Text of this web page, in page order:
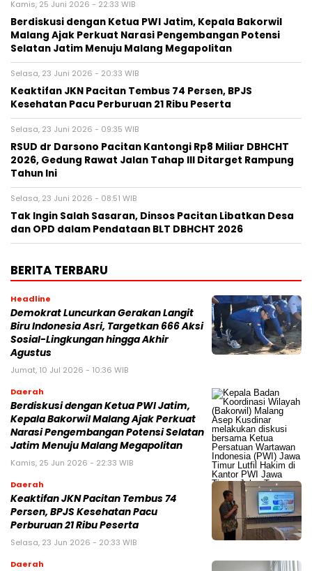
Kamis, 25 Juni 2026 - 22:33 WIB
Berdiskusi dengan Ketua PWI Jatim, Kepala Bakorwil
Malang Ajak Perkuat Narasi Pengembangan Potensi
Selatan Jatim Menuju Malang Megapolitan
Selasa, 23 Juni 2026 - 20:33 WIB
Keaktifan JKN Pacitan Tembus 74 Persen, BPJS
Kesehatan Pacu Perburuan 21 Ribu Peserta
Selasa, 23 Juni 2026 - 09:35 WIB
RSUD dr Darsono Pacitan Kantongi Rp8 Miliar DBHCHT
2026, Gedung Rawat Jalan Tahap III Ditarget Rampung
Tahun Ini
Selasa, 23 Juni 2026 - 08:51 WIB
Tak Ingin Salah Sasaran, Dinsos Pacitan Libatkan Desa
dan OPD dalam Pendataan BLT DBHCHT 2026
BERITA TERBARU
Headline
Demokrat Luncurkan Gerakan Langit
Biru Indonesia Asri, Targetkan 666 Aksi
Sosial-Lingkungan hingga Akhir
Agustus
Jumat, 10 Jul 2026 - 10:36 WIB
Daerah
Berdiskusi dengan Ketua PWI Jatim,
Kepala Bakorwil Malang Ajak Perkuat
Narasi Pengembangan Potensi Selatan
Jatim Menuju Malang Megapolitan
Kamis, 25 Jun 2026 - 22:33 WIB
Daerah
Keaktifan JKN Pacitan Tembus 74
Persen, BPJS Kesehatan Pacu
Perburuan 21 Ribu Peserta
Selasa, 23 Jun 2026 - 20:33 WIB
Daerah